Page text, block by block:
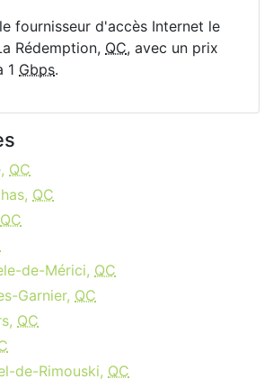
fournisseur d'accès Internet le
Rédemption, QC, avec un prix
1 Gbps.
QC
QC
QC
de-Mérici, QC
Garnier, QC
QC
de-Rimouski, QC